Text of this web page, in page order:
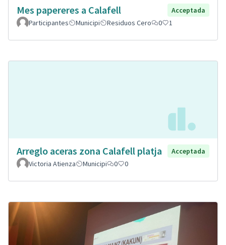
Mes papereres a Calafell
Acceptada
Participantes
Municipi Residuos Cero 0 1
Arreglo aceras zona Calafell platja
Acceptada
Victoria Atienza
Municipi 0 0